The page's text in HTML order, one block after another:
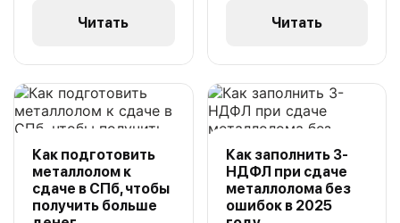
Читать
Читать
Как подготовить
металлолом к
сдаче в СПб, чтобы
получить больше
Как заполнить 3-
НДФЛ при сдаче
металлолома без
ошибок в 2025